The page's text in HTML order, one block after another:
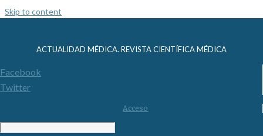
Skip to content
ACTUALIDAD MÉDICA. REVISTA CIENTÍFICA MÉDICA
Facebook
Twitter
Acceso